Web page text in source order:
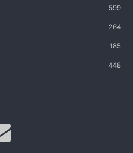
599
264
185
448